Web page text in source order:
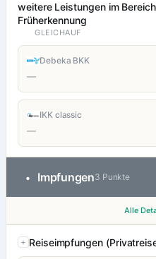
weitere Leistungen im
Früherkennung
GLEICHAUF
Debeka BKK
—
IKK classic
—
• Impfungen3 Punkte
Alle
Reiseimpfungen